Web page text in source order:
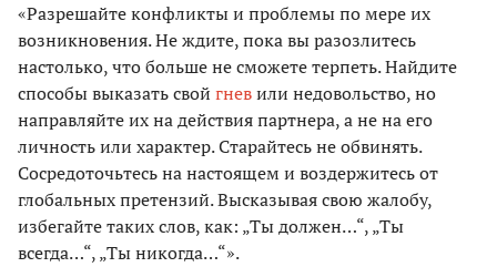
«Разрешайте конфликты и проблемы по мере их
возникновения. Не ждите, пока вы разозлитесь
настолько, что больше не сможете терпеть. Найдите
способы выказать свой гневили недовольство, но
направляйте их на действия партнера, а не на его
личность или характер. Старайтесь не обвинять.
Сосредоточьтесь на настоящем и воздержитесь от
глобальных претензий. Высказывая свою жалобу,
избегайте таких слов, как: „Ты должен…“, „Ты
всегда…“, „Ты никогда…“».